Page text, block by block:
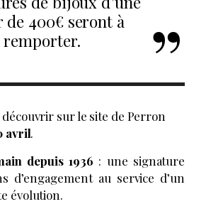
de 400€ seront à
remporter.
sur le site de Perron
avril.
depuis 1936 : une signature
d’engagement au service d’un
évolution.